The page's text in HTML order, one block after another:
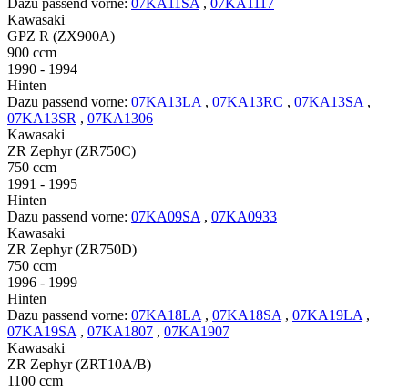
Kawasaki
GPZ R (ZX900A)
900 ccm
1990 - 1994
Hinten
Dazu passend vorne: 07KA13LA , 07KA13RC , 07KA13SA ,
07KA13SR , 07KA1306
Kawasaki
ZR Zephyr (ZR750C)
750 ccm
1991 - 1995
Hinten
Dazu passend vorne: 07KA09SA , 07KA0933
Kawasaki
ZR Zephyr (ZR750D)
750 ccm
1996 - 1999
Hinten
Dazu passend vorne: 07KA18LA , 07KA18SA , 07KA19LA ,
07KA19SA , 07KA1807 , 07KA1907
Kawasaki
ZR Zephyr (ZRT10A/B)
1100 ccm